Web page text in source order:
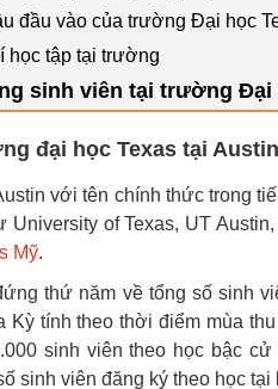
đầu vào của trường Đại học
học tập tại trường
sinh viên tại trường Đại
đại học Texas tại Austin
với tên chính thức trong
University of Texas, UT
Mỹ.
thứ năm về tổng số sinh
Kỳ tính theo thời điểm mùa
sinh viên theo học bậc
sinh viên đăng ký theo học